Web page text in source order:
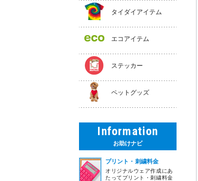
タイダイアイテム
エコアイテム
ステッカー
ペットグッズ
Information
お助けナビ
プリント・刺繍料金
オリジナルウェア作成にあ
たってプリント・刺繍料金